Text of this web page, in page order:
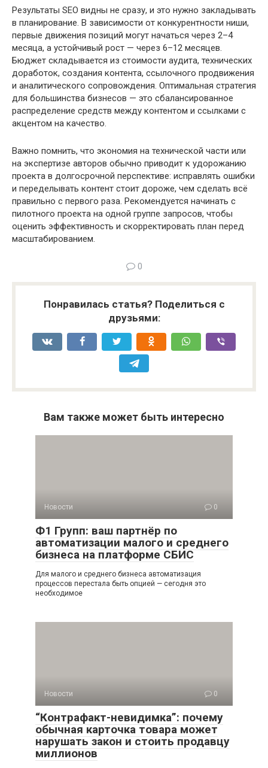
Результаты SEO видны не сразу, и это нужно закладывать
в планирование. В зависимости от конкурентности ниши,
первые движения позиций могут начаться через 2–4
месяца, а устойчивый рост — через 6–12 месяцев.
Бюджет складывается из стоимости аудита, технических
доработок, создания контента, ссылочного продвижения
и аналитического сопровождения. Оптимальная стратегия
для большинства бизнесов — это сбалансированное
распределение средств между контентом и ссылками с
акцентом на качество.
Важно помнить, что экономия на технической части или
на экспертизе авторов обычно приводит к удорожанию
проекта в долгосрочной перспективе: исправлять ошибки
и переделывать контент стоит дороже, чем сделать всё
правильно с первого раза. Рекомендуется начинать с
пилотного проекта на одной группе запросов, чтобы
оценить эффективность и скорректировать план перед
масштабированием.
0
Понравилась статья? Поделиться с
друзьями:
Вам также может быть интересно
Новости 0
Ф1 Групп: ваш партнёр по
автоматизации малого и среднего
бизнеса на платформе СБИС
Для малого и среднего бизнеса автоматизация
процессов перестала быть опцией — сегодня это
необходимое
Новости 0
“Контрафакт-невидимка”: почему
обычная карточка товара может
нарушать закон и стоить продавцу
миллионов